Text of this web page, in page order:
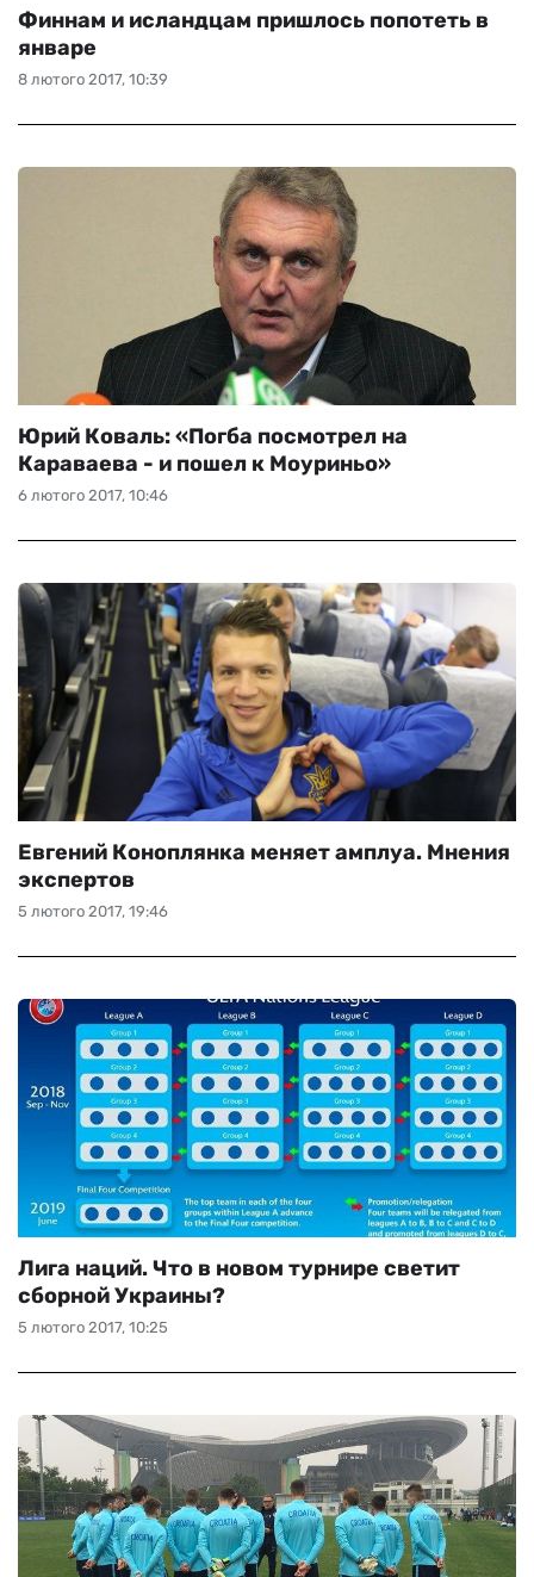
8 лютого 2017, 10:39
Финнам и исландцам пришлось попотеть в
январе
6 лютого 2017, 10:46
Юрий Коваль: «Погба посмотрел на
Караваева - и пошел к Моуриньо»
5 лютого 2017, 19:46
Евгений Коноплянка меняет амплуа. Мнения
экспертов
5 лютого 2017, 10:25
Лига наций. Что в новом турнире светит
сборной Украины?